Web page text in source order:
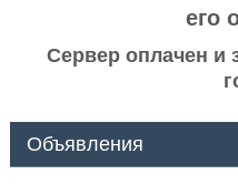
его
Сервер оплачен и
Объявления